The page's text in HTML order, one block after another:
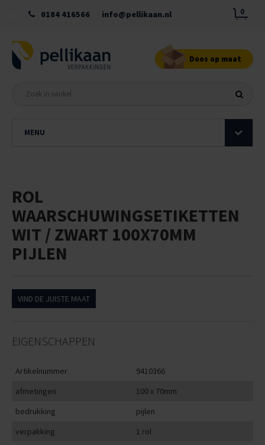
0184 416566 info@pellikaan.nl 0
Doos op maat
MENU
ROL
WAARSCHUWINGSETIKETTEN
WIT / ZWART 100X70MM
PIJLEN
VIND DE JUISTE MAAT
EIGENSCHAPPEN
Artikelnummer
9410366
afmetingen
100 x 70mm
bedrukking
pijlen
verpakking
1 rol